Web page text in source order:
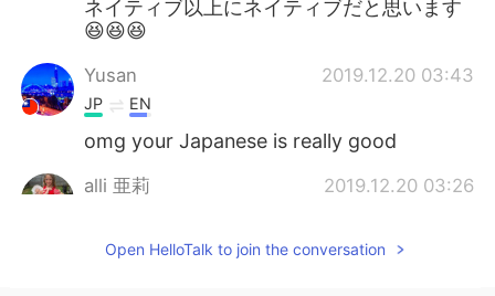
ネイティブ以上にネイティブだと思います
😆😆😆
Yusan 2019.12.20 03:43
JP EN
omg your Japanese is really good
alli 亜莉 2019.12.20 03:26
@Nana 奈々🇯🇵💕🇺🇸
Open HelloTalk to join the conversation